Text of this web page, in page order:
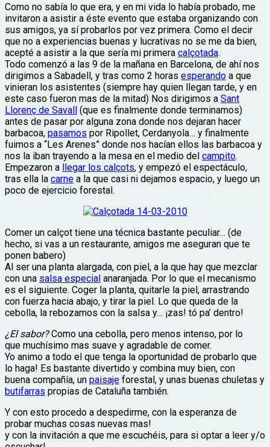
Como no sabía lo que era, y en mi vida lo había probado, me
invitaron a asistir a éste evento que estaba organizando con
sus amigos, ya sí probarlos por vez primera. Como el decir
que no a experiencias buenas y lucrativas no se me da bien,
acepté a asistir a la que sería mi primera calçotada.
Todo comenzó a las 9 de la mañana en Barcelona, de ahí nos
dirigimos a Sabadell, y tras como 2 horas esperando a que
vinieran los asistentes (siempre hay quien llegan tarde, y en
este caso fueron mas de la mitad) Nos dirigimos a Sant
Llorenç de Savall (que es finalmente donde terminamos)
antes de pasar por alguna zona donde nos dejaran hacer
barbacoa, pasamos por Ripollet, Cerdanyola… y finalmente
fuimos a “Les Arenes” donde nos hacían ellos las barbacoa y
nos la iban trayendo a la mesa en el medio del campito.
Empezaron a llegar los calçots, y empezó el espectáculo,
tras ella la carne a la que casi ni dejamos espacio, y luego un
poco de ejercicio forestal.
Comer un calçot tiene una técnica bastante peculiar… (de
hecho, si vas a un restaurante, amigos me aseguran que te
ponen babero)
Al ser una planta alargada, con piel, a la que hay que mezclar
con una salsa especial anaranjada. Por lo que el mecanismo
es el siguiente. Coger la planta, quitarle la piel, arrastrando
con fuerza hacia abajo, y tirar la piel. Lo que queda de la
cebolla, la rebozamos con la salsa y… ¡zas! tó pa’ dentro!
¿El sabor?Como una cebolla, pero menos intenso, por lo
que muchísimo mas suave y agradable de comer.
Yo animo a todo el que tenga la oportunidad de probarlo que
lo haga! Es bastante divertido y combina muy bien, con
buena compañía, un paisaje forestal, y unas buenas chuletas y
butifarras propias de Cataluña también.
Y con esto procedo a despedirme, con la esperanza de
probar muchas cosas nuevas mas!
y con la invitación a que me escuchéis, para si optar a leer y/o